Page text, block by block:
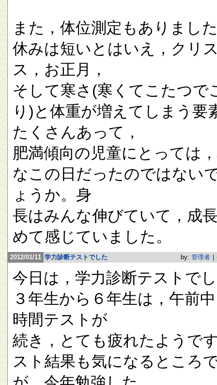
また，体位測定もありまし
休みは短いとはいえ，クリ
ス，お正月，
そして寒さ(寒くてこたつで
り)と体重が増えてしまう要
たくさんあって，
肥満傾向の児童にとっては
なこの日だったのではない
ょうか。身
長はみんな伸びていて，成
めて感じていました。
2012/01/11 学力診断テストでした by: 管理者
今日は，学力診断テストで
３年生から６年生は，午前
時間テストが
続き，とても疲れたようで
スト結果も気になるところ